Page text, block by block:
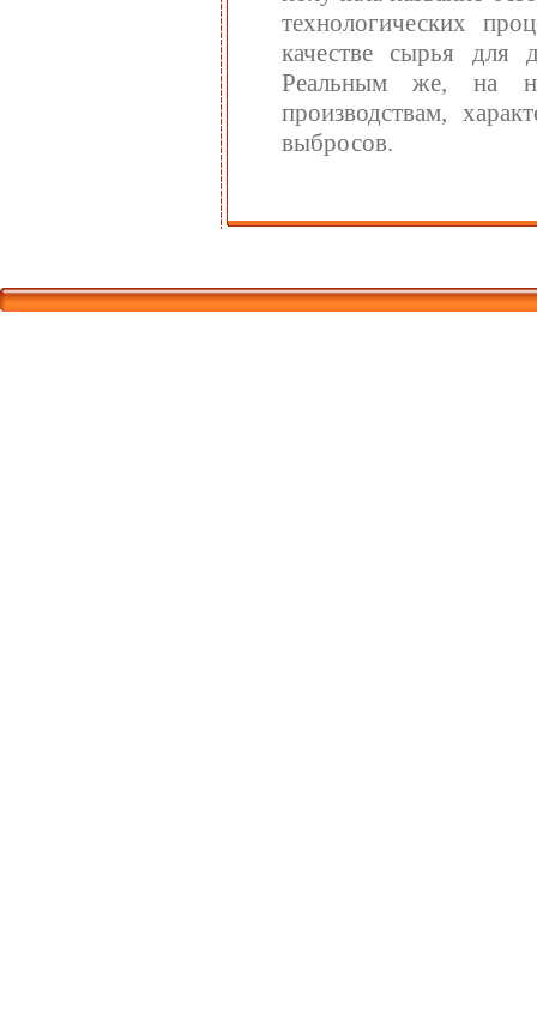
технологических
качестве сырья для
Реальным же, на
производствам,
выбросов.